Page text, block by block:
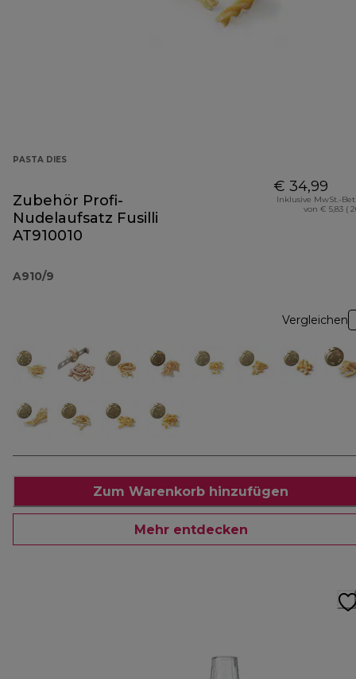
PASTA DIES
Zubehör Profi-
Nudelaufsatz Fusilli
AT910010
A910/9
€ 34,99
Inklusive MwSt.-
von € 5,83 (
Vergleichen
Zum Warenkorb hinzufügen
Mehr entdecken